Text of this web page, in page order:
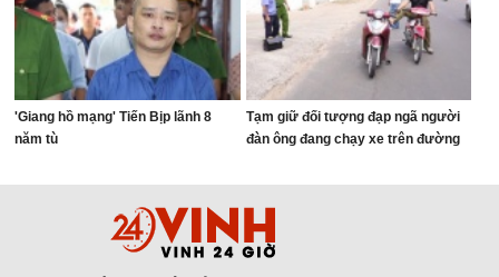
'Giang hồ mạng' Tiến Bịp lãnh 8
năm tù
Tạm giữ đối tượng đạp ngã người
đàn ông đang chạy xe trên đường